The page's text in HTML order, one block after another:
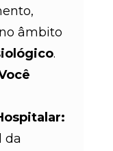
âmbito
.
da